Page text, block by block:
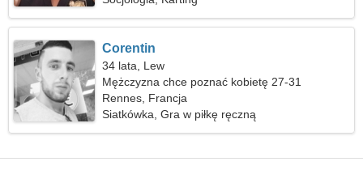
Corentin
34 lata, Lew
Mężczyzna chce poznać kobietę 27-31
Rennes, Francja
Siatkówka, Gra w piłkę ręczną